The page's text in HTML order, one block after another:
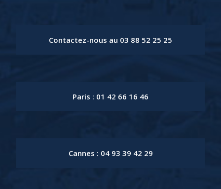
Contactez-nous au 03 88 52 25 25
Paris : 01 42 66 16 46
Cannes : 04 93 39 42 29